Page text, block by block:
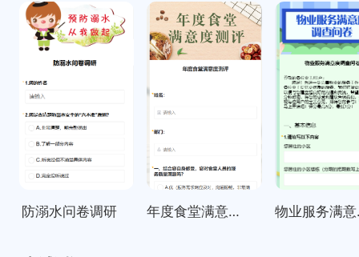
防溺水问卷调研 年度食堂满意度测评 物